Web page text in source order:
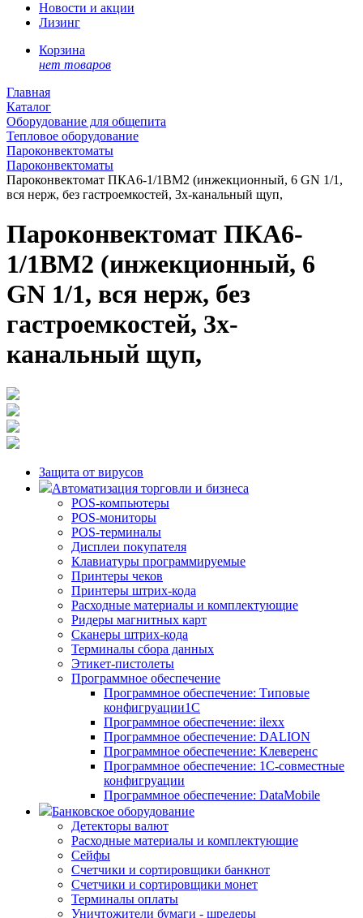
Новости и акции
Лизинг
Корзина
нет товаров
Главная
Каталог
Оборудование для общепита
Тепловое оборудование
Пароконвектоматы
Пароконвектоматы
Пароконвектомат ПКА6-1/1ВМ2 (инжекционный, 6 GN 1/1,
вся нерж, без гастроемкостей, 3х-канальный щуп,
Пароконвектомат ПКА6-
1/1ВМ2 (инжекционный, 6
GN 1/1, вся нерж, без
гастроемкостей, 3х-
канальный щуп,
Защита от вирусов
Автоматизация торговли и бизнеса
POS-компьютеры
POS-мониторы
POS-терминалы
Дисплеи покупателя
Клавиатуры программируемые
Принтеры чеков
Принтеры штрих-кода
Расходные материалы и комплектующие
Ридеры магнитных карт
Сканеры штрих-кода
Терминалы сбора данных
Этикет-пистолеты
Программное обеспечение
Программное обеспечение: Типовые
конфигруации1С
Программное обеспечение: ilexx
Программное обеспечение: DALION
Программное обеспечение: Клеверенс
Программное обеспечение: 1С-совместные
конфигруации
Программное обеспечение: DataMobile
Банковское оборудование
Детекторы валют
Расходные материалы и комплектующие
Сейфы
Счетчики и сортировщики банкнот
Счетчики и сортировщики монет
Терминалы оплаты
Уничтожители бумаги - шредеры